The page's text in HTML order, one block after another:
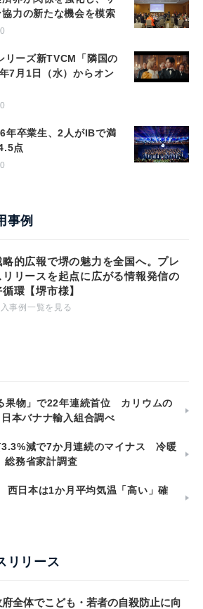
力の新たな機会を模索
リーズ新TVCM「隣国の
7月1日（水）からオン
年卒業生、2人がIBで満
点
事例
略的広報で堺の魅力を全国へ。プレ
リリースを起点に広がる情報発信の
環【堺市様】
事例一覧を見る
果物」で22年連続首位 カリウムの
本バナナ輸入組合調べ
3.3%減で7か月連続のマイナス 冷暖
務省家計調査
日本は1か月平均気温「高い」確
リリース
府全体でこども・若者の自殺防止に向